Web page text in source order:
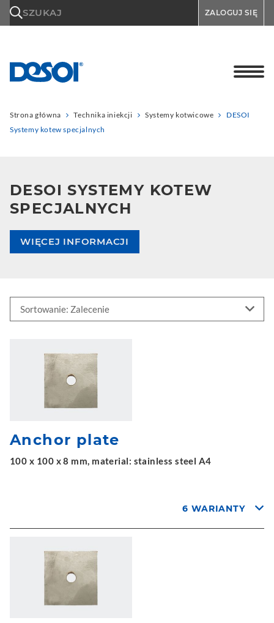
SZUKAJ ZALOGUJ SIĘ
Strona główna Technika iniekcji Systemy kotwicowe
DESOI
Systemy kotew specjalnych
DESOI SYSTEMY KOTEW
SPECJALNYCH
WIĘCEJ INFORMACJI
Anchor plate
100 x 100 x 8 mm, material: stainless steel A4
6 WARIANTY